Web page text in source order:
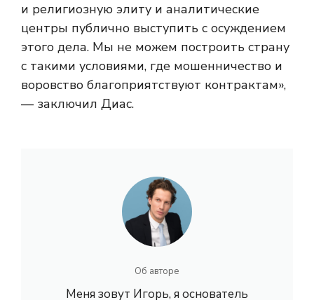
и религиозную элиту и аналитические
центры публично выступить с осуждением
этого дела. Мы не можем построить страну
с такими условиями, где мошенничество и
воровство благоприятствуют контрактам»,
— заключил Диас.
Об авторе
Меня зовут Игорь, я основатель